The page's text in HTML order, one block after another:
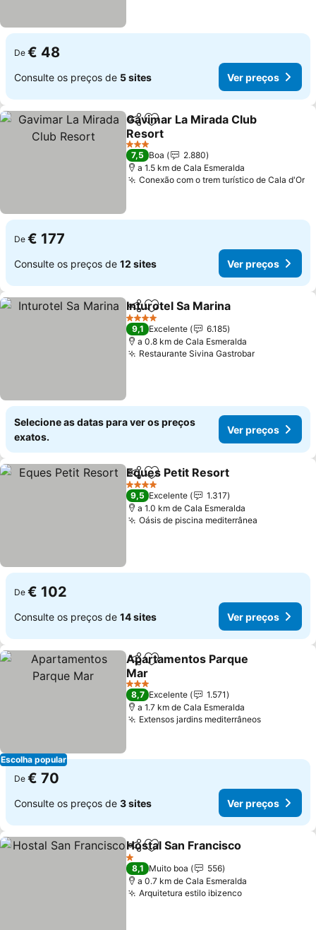
De € 48
Consulte os preços de 5 sites Ver preços
PartilharAdicionar aos favoritos
Gavimar La Mirada Club
Resort
3 Estrelas
7,5 Boa
2.880
a 1.5 km de Cala Esmeralda
Conexão com o trem turístico de Cala d'Or
De € 177
Consulte os preços de 12 sites Ver preços
PartilharAdicionar aos favoritos
Inturotel Sa Marina
4 Estrelas
9,1 Excelente
6.185
a 0.8 km de Cala Esmeralda
Restaurante Sivina Gastrobar
Selecione as datas para ver os preços
exatos.
Ver preços
PartilharAdicionar aos favoritos
Eques Petit Resort
4 Estrelas
9,5 Excelente
1.317
a 1.0 km de Cala Esmeralda
Oásis de piscina mediterrânea
De € 102
Consulte os preços de 14 sites Ver preços
Escolha popular
PartilharAdicionar aos favoritos
Apartamentos Parque
Mar
3 Estrelas
8,7 Excelente
1.571
a 1.7 km de Cala Esmeralda
Extensos jardins mediterrâneos
De € 70
Consulte os preços de 3 sites Ver preços
PartilharAdicionar aos favoritos
Hostal San Francisco
1 Estrelas
8,1 Muito boa
556
a 0.7 km de Cala Esmeralda
Arquitetura estilo ibizenco